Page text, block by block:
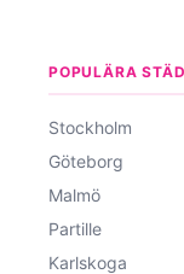
POPULÄRA
Stockholm
Göteborg
Malmö
Partille
Karlskoga